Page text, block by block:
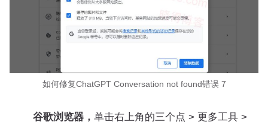
如何修复ChatGPT Conversation not found错误 7
谷歌浏览器， 单击右上角的三个点 > 更多工具 >